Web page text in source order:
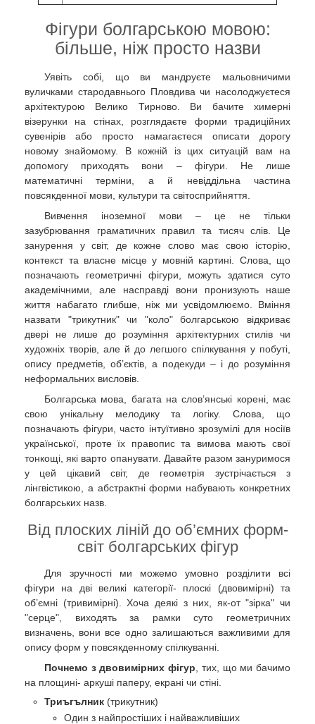
Фігури болгарською мовою:
більше, ніж просто назви
Уявіть собі, що ви мандруєте мальовничими
вуличками стародавнього Пловдива чи насолоджуєтеся
архітектурою Велико Тирново. Ви бачите химерні
візерунки на стінах, розглядаєте форми традиційних
сувенірів або просто намагаєтеся описати дорогу
новому знайомому. В кожній із цих ситуацій вам на
допомогу приходять вони – фігури. Не лише
математичні терміни, а й невіддільна частина
повсякденної мови, культури та світосприйняття.
Вивчення іноземної мови – це не тільки
зазубрювання граматичних правил та тисяч слів. Це
занурення у світ, де кожне слово має свою історію,
контекст та власне місце у мовній картині. Слова, що
позначають геометричні фігури, можуть здатися суто
академічними, але насправді вони пронизують наше
життя набагато глибше, ніж ми усвідомлюємо. Вміння
назвати "трикутник" чи "коло" болгарською відкриває
двері не лише до розуміння архітектурних стилів чи
художніх творів, але й до легшого спілкування у побуті,
опису предметів, об’єктів, а подекуди – і до розуміння
неформальних висловів.
Болгарська мова, багата на слов’янські корені, має
свою унікальну мелодику та логіку. Слова, що
позначають фігури, часто інтуїтивно зрозумілі для носіїв
української, проте їх правопис та вимова мають свої
тонкощі, які варто опанувати. Давайте разом зануримося
у цей цікавий світ, де геометрія зустрічається з
лінгвістикою, а абстрактні форми набувають конкретних
болгарських назв.
Від плоских ліній до об’ємних форм-
світ болгарських фігур
Для зручності ми можемо умовно розділити всі
фігури на дві великі категорії- плоскі (двовимірні) та
об’ємні (тривимірні). Хоча деякі з них, як-от "зірка" чи
"серце", виходять за рамки суто геометричних
визначень, вони все одно залишаються важливими для
опису форм у повсякденному спілкуванні.
Почнемо з двовимірних фігур, тих, що ми бачимо
на площині- аркуші паперу, екрані чи стіні.
Триъгълник (трикутник)
Один з найпростіших і найважливіших